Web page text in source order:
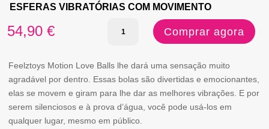
ESFERAS VIBRATÓRIAS COM MOVIMENTO
54,90 €
Quantidade
ESFERAS
VIBRATÓRIAS
COM
MOVIMENTO
Comprar agora
Feelztoys Motion Love Balls lhe dará uma sensação muito
agradável por dentro. Essas bolas são divertidas e emocionantes,
elas se movem e giram para lhe dar as melhores vibrações. E por
serem silenciosos e à prova d’água, você pode usá-los em
qualquer lugar, mesmo em público.